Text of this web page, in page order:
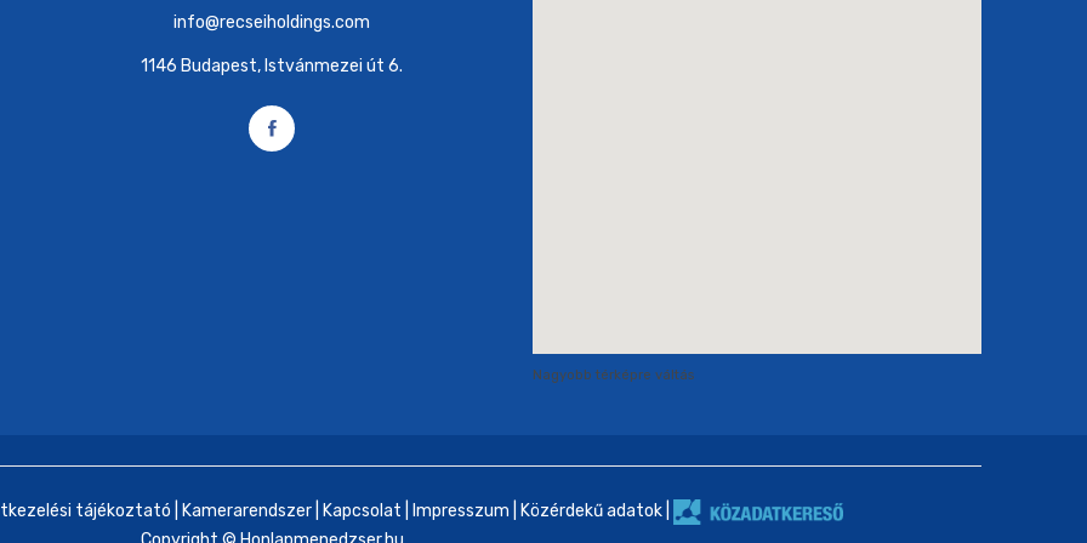
info@recseiholdings.com
1146 Budapest, Istvánmezei út 6.
Nagyobb térképre váltás
tájékoztató Kamerarendszer Kapcsolat Impresszum Közérdekű adatok